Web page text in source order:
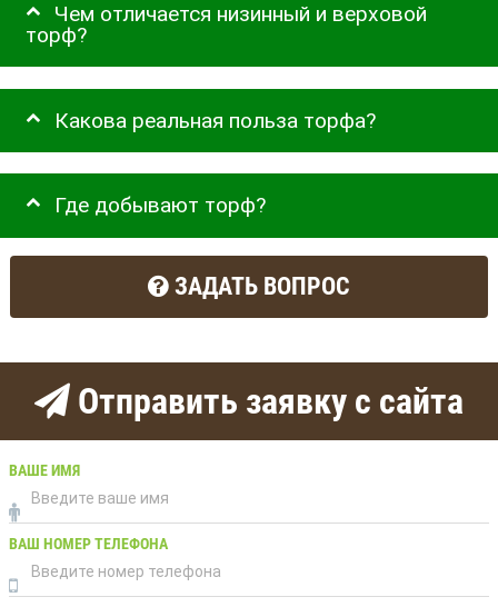
Чем отличается низинный и верховой
торф?
Какова реальная польза торфа?
Где добывают торф?
ЗАДАТЬ ВОПРОС
Отправить заявку с сайта
ВАШЕ ИМЯ
ВАШ НОМЕР ТЕЛЕФОНА